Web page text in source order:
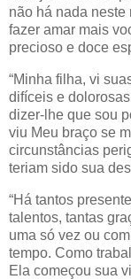
não há nada neste
fazer amar mais
precioso e doce
“Minha filha, vi
difíceis e
dizer-lhe que sou
viu Meu braço se
circunstâncias
teriam sido sua
“Há tantos
talentos, tantas
uma só vez ou
tempo. Como
Ela começou sua